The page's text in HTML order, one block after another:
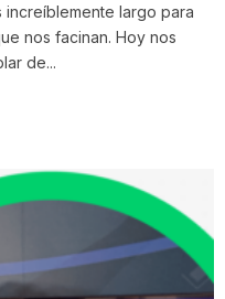
increíblemente largo para
nos facinan. Hoy nos
de...